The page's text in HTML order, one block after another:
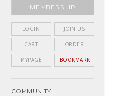
MEMBERSHIP
LOGIN JOIN US
CART ORDER
MYPAGE BOOKMARK
COMMUNITY